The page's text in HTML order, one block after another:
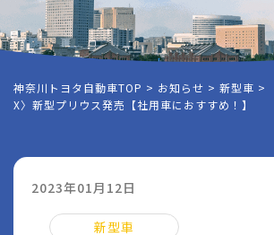
神奈川トヨタ自動車TOP > お知らせ > 新型車 >
X〉新型プリウス発売【社用車におすすめ！】
2023年01月12日
新型車